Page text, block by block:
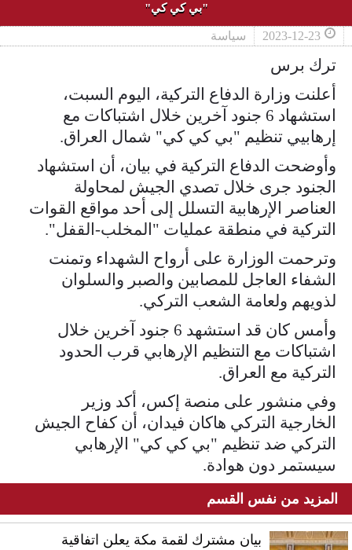
"بي كي كي"
2023-12-23 سياسة
ترك برس
أعلنت وزارة الدفاع التركية، اليوم السبت،
استشهاد 6 جنود آخرين خلال اشتباكات مع
إرهابيي تنظيم "بي كي كي" شمال العراق.
وأوضحت الدفاع التركية في بيان، أن استشهاد
الجنود جرى خلال تصدي الجيش لمحاولة
العناصر الإرهابية التسلل إلى أحد مواقع القوات
التركية في منطقة عمليات "المخلب-القفل".
وترحمت الوزارة على أرواح الشهداء وتمنت
الشفاء العاجل للمصابين والصبر والسلوان
لذويهم ولعامة الشعب التركي.
وأمس كان قد استشهد 6 جنود آخرين خلال
اشتباكات مع التنظيم الإرهابي قرب الحدود
التركية مع العراق.
وفي منشور على منصة إكس، أكد وزير
الخارجية التركي هاكان فيدان، أن كفاح الجيش
التركي ضد تنظيم "بي كي كي" الإرهابي
سيستمر دون هوادة.
المزيد من نفس القسم
بيان مشترك لقمة مكة يعلن اتفاقية